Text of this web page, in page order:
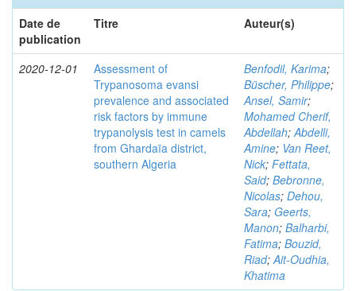
Date de
publication
Titre Auteur(s)
2020-12-01
Assessment of
Trypanosoma evansi
prevalence and associated
risk factors by immune
trypanolysis test in camels
from Ghardaïa district,
southern Algeria
Benfodil, Karima;
Büscher, Philippe;
Ansel, Samir;
Mohamed Cherif,
Abdellah;Abdelli,
Amine; Van Reet,
Nick; Fettata,
Said; Bebronne,
Nicolas; Dehou,
Sara; Geerts,
Manon; Balharbi,
Fatima; Bouzid,
Riad;Ait-Oudhia,
Khatima